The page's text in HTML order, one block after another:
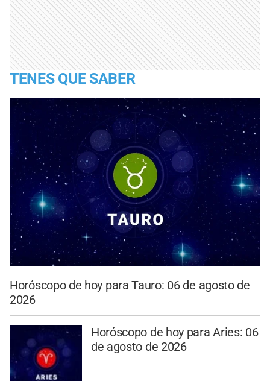
TENES QUE SABER
Horóscopo de hoy para Tauro: 06 de agosto de
2026
Horóscopo de hoy para Aries: 06
de agosto de 2026